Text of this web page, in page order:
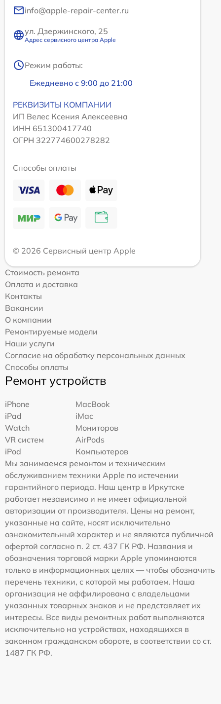
info@apple-repair-center.ru
ул. Дзержинского, 25
Адрес сервисного центра Apple
Режим работы:
Ежедневно с 9:00 до 21:00
РЕКВИЗИТЫ КОМПАНИИ
ИП Велес Ксения Алексеевна
ИНН 651300417740
ОГРН 322774600278282
Способы оплаты
© 2026 Сервисный центр Apple
Стоимость ремонта
Оплата и доставка
Контакты
Вакансии
О компании
Ремонтируемые модели
Наши услуги
Согласие на обработку персональных данных
Способы оплаты
Ремонт устройств
iPhone
MacBook
iPad
iMac
Watch
Мониторов
VR систем
AirPods
iPod
Компьютеров
Мы занимаемся ремонтом и техническим
обслуживанием техники Apple по истечении
гарантийного периода. Наш центр в Иркутске
работает независимо и не имеет официальной
авторизации от производителя. Цены на ремонт,
указанные на сайте, носят исключительно
ознакомительный характер и не являются публичной
офертой согласно п. 2 ст. 437 ГК РФ. Названия и
обозначения торговой марки Apple упоминаются
только в информационных целях — чтобы обозначить
перечень техники, с которой мы работаем. Наша
организация не аффилирована с владельцами
указанных товарных знаков и не представляет их
интересы. Все виды ремонтных работ выполняются
исключительно на устройствах, находящихся в
законном гражданском обороте, в соответствии со ст.
1487 ГК РФ.